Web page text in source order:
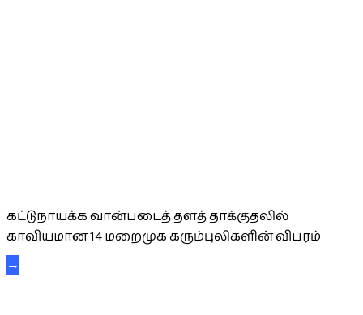
கட்டுநாயக்க வான்படைத் தளத் தாக்குதலில்
காவியமான 14 மறைமுக கரும்புலிகளின் விபரம்
→